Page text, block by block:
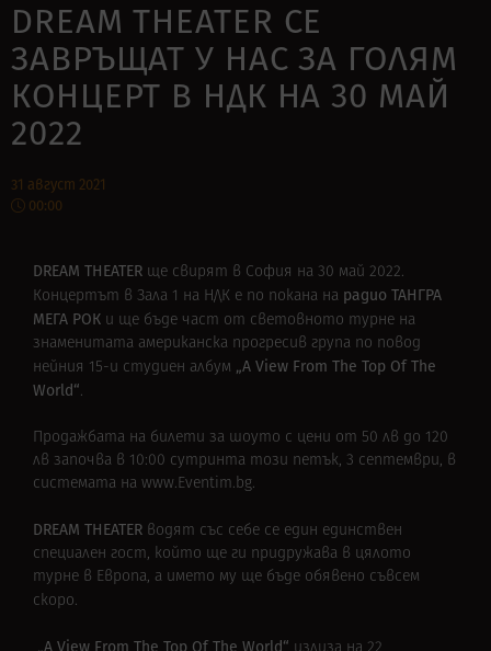
DREAM THEATER СЕ
ЗАВРЪЩАТ У НАС ЗА ГОЛЯМ
КОНЦЕРТ В НДК НА 30 МАЙ
2022
31 август 2021
00:00
DREAM THEATER ще свирят в София на 30 май 2022.
Концертът в Зала 1 на НДК е по покана на радио ТАНГРА
МЕГА РОК и ще бъде част от световното турне на
знаменитата американска прогресив група по повод
нейния 15-и студиен албум „A View From The Top Of The
World“.
Продажбата на билети за шоуто с цени от 50 лв до 120
лв започва в 10:00 сутринта този петък, 3 септември, в
системата на www.Eventim.bg.
DREAM THEATER водят със себе се един единствен
специален гост, който ще ги придружава в цялото
турне в Европа, а името му ще бъде обявено съвсем
скоро.
„A View From The Top Of The World“